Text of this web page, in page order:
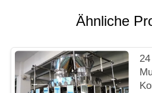
Ähnliche